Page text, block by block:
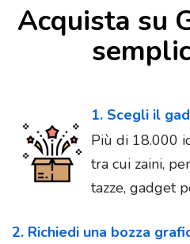
Acquista su
1. Scegli il
Più di 18.000
tra cui zaini,
tazze, gadget
2. Richiedi una bozza